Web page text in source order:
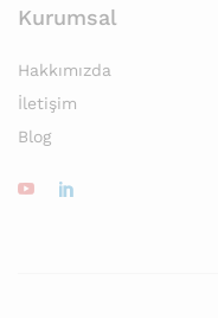
Kurumsal
Hakkımızda
İletişim
Blog